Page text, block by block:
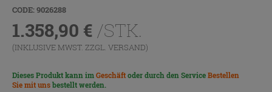
CODE: 9026288
1.358,90 € /STK.
(INKLUSIVE MWST. ZZGL. VERSAND)
Dieses Produkt kann imGeschäftoder durch den ServiceBestellen
Sie mit unsbestellt werden.